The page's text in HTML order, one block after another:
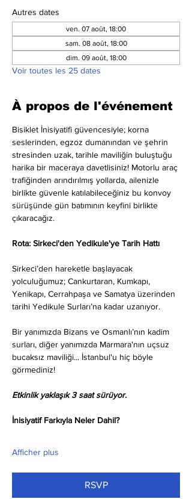
Autres dates
ven. 07 août, 18:00
sam. 08 août, 18:00
dim. 09 août, 18:00
Voir toutes les 25 dates
À propos de l'événement
Bisiklet İnisiyatifi güvencesiyle; korna
seslerinden, egzoz dumanından ve şehrin
stresinden uzak, tarihle maviliğin buluştuğu
harika bir maceraya davetlisiniz! Motorlu araç
trafiğinden arındırılmış yollarda, ailenizle
birlikte güvenle katılabileceğiniz bu konvoy
sürüşünde gün batımının keyfini birlikte
çıkaracağız.
Rota: Sirkeci'den Yedikule'ye Tarih Hattı
Sirkeci’den hareketle başlayacak
yolculuğumuz; Cankurtaran, Kumkapı,
Yenikapı, Cerrahpaşa ve Samatya üzerinden
tarihi Yedikule Surları’na kadar uzanıyor.
Bir yanımızda Bizans ve Osmanlı’nın kadim
surları, diğer yanımızda Marmara'nın uçsuz
bucaksız maviliği... İstanbul'u hiç böyle
görmediniz!
Etkinlik yaklaşık 3 saat sürüyor.
İnisiyatif Farkıyla Neler Dahil?
Afficher plus
RSVP